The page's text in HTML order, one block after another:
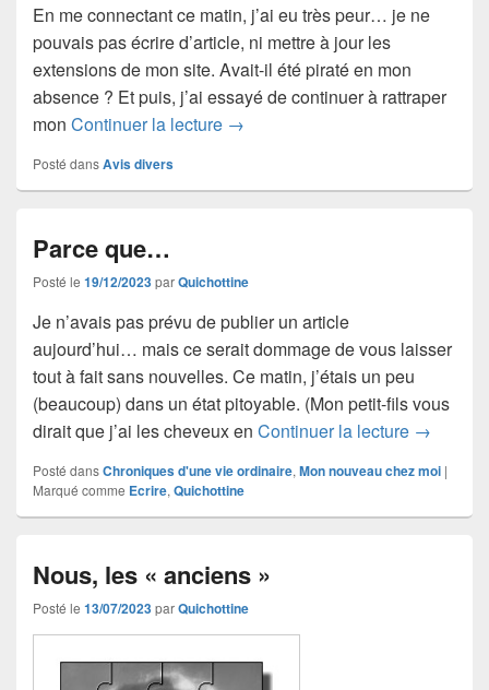
En me connectant ce matin, j’ai eu très peur… je ne
pouvais pas écrire d’article, ni mettre à jour les
extensions de mon site. Avait-il été piraté en mon
absence ? Et puis, j’ai essayé de continuer à rattraper
mon Continuer la lecture Retard… et questions diverses
→
Posté dansAvis divers
Parce que…
Posté le 19/12/2023parQuichottine
Je n’avais pas prévu de publier un article
aujourd’hui… mais ce serait dommage de vous laisser
tout à fait sans nouvelles. Ce matin, j’étais un peu
(beaucoup) dans un état pitoyable. (Mon petit-fils vous
dirait que j’ai les cheveux en Continuer la lecture Parce
→
Posté dansChroniques d'une vie ordinaire, Mon nouveau chez moi |
Marqué comme Ecrire, Quichottine
Nous, les « anciens »
Posté le 13/07/2023parQuichottine